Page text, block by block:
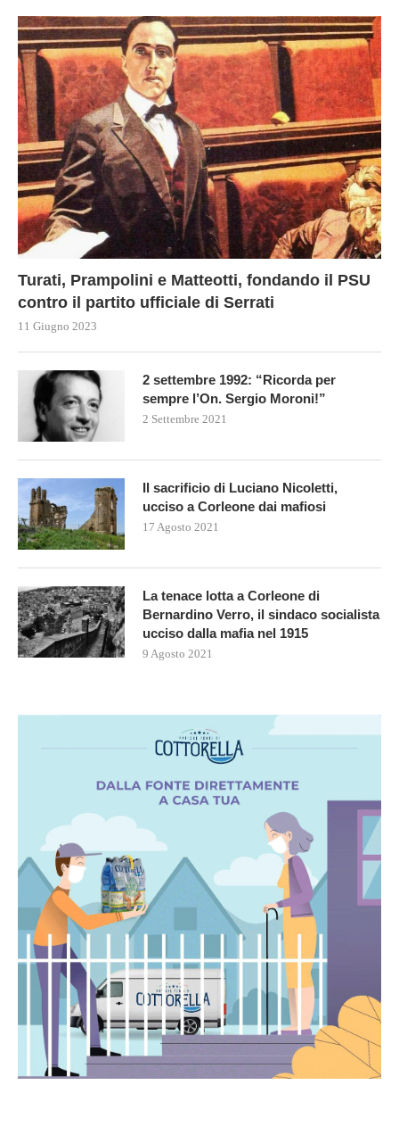
Turati, Prampolini e Matteotti, fondando il PSU
contro il partito ufficiale di Serrati
11 Giugno 2023
2 settembre 1992: “Ricorda per
sempre l’On. Sergio Moroni!”
2 Settembre 2021
Il sacrificio di Luciano Nicoletti,
ucciso a Corleone dai mafiosi
17 Agosto 2021
La tenace lotta a Corleone di
Bernardino Verro, il sindaco socialista
ucciso dalla mafia nel 1915
9 Agosto 2021